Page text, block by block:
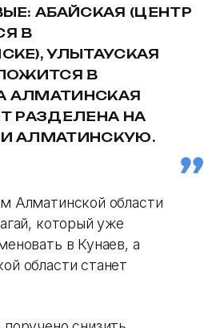
АБАЙСКАЯ (ЦЕНТР
В
УЛЫТАУСКАЯ
В
АЛМАТИНСКАЯ
РАЗДЕЛЕНА НА
АЛМАТИНСКУЮ.
Алматинской области
который уже
в Кунаев, а
области станет